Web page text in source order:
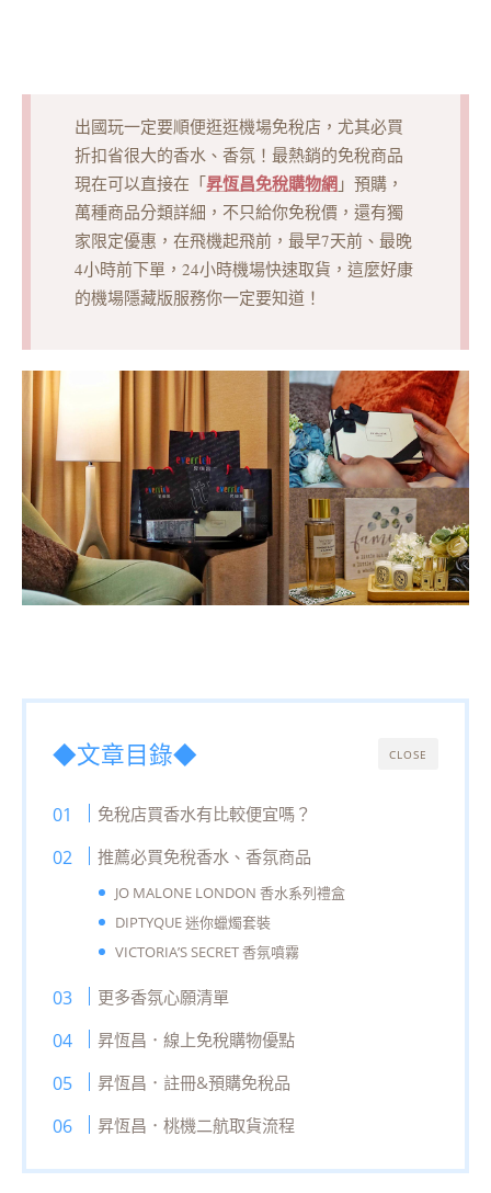
出國玩一定要順便逛逛機場免稅店，尤其必買
折扣省很大的香水、香氛！最熱銷的免稅商品
現在可以直接在「昇恆昌免稅購物網 」預購，
萬種商品分類詳細，不只給你免稅價，還有獨
家限定優惠，在飛機起飛前，最早7天前、最晚
4小時前下單，24小時機場快速取貨，這麼好康
的機場隱藏版服務你一定要知道！
CLOSE
◆文章目錄◆
免稅店買香水有比較便宜嗎？
推薦必買免稅香水、香氛商品
JO MALONE LONDON 香水系列禮盒
DIPTYQUE 迷你蠟燭套裝
VICTORIA’S SECRET 香氛噴霧
更多香氛心願清單
昇恆昌．線上免稅購物優點
昇恆昌．註冊&預購免稅品
昇恆昌．桃機二航取貨流程